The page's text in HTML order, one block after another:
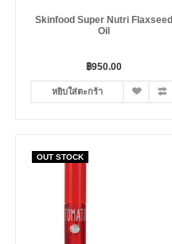
Skinfood Super Nutri Flaxseed
Oil
฿950.00
หยิบใส่ตะกร้า
OUT STOCK